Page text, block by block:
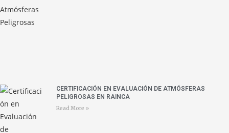
CERTIFICACIÓN EN EVALUACIÓN DE ATMÓSFERAS
PELIGROSAS EN RAINCA
Read More »